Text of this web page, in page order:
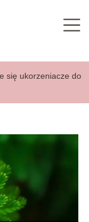
się ukorzeniacze do